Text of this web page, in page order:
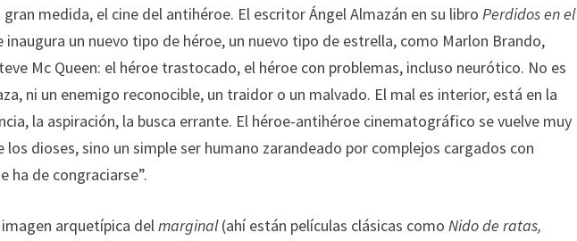
gran medida, el cine del antihéroe. El escritor Ángel Almazán en su libroPerdidos en el
inaugura un nuevo tipo de héroe, un nuevo tipo de estrella, como Marlon Brando,
Mc Queen: el héroe trastocado, el héroe con problemas, incluso neurótico. No es
ni un enemigo reconocible, un traidor o un malvado. El mal es interior, está en la
la aspiración, la busca errante. El héroe-antihéroe cinematográfico se vuelve muy
los dioses, sino un simple ser humano zarandeado por complejos cargados con
ha de congraciarse”.
imagen arquetípica delmarginal(ahí están películas clásicas comoNido de ratas,